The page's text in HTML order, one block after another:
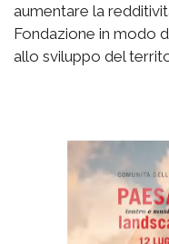
aumentare la
Fondazione in modo
allo sviluppo del